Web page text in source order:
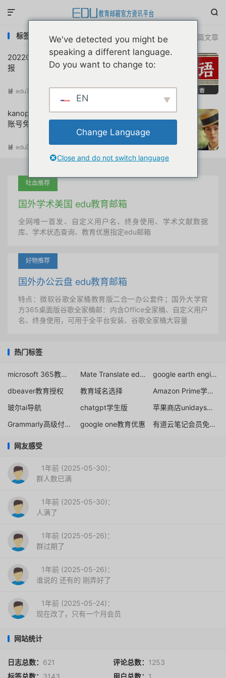


共 2 篇文章
标签：kanopy图书馆学生邮箱免费注册观看
20220428互联网教育优惠申请注册动态简
报
 edu官方简报
kanopy高等教育公共图书馆视频网站学生
账号免费申请注册教程原创首发
 edu国外优惠 阅读(10456)
吐血推荐
国外学术美国 edu教育邮箱
全网唯一首发、自定义用户名、终身使用、学术文献数据
库、学术状态查询、教育优惠指定edu邮箱
好物推荐
国外办公云盘 edu教育邮箱
特点：微软谷歌全家桶教育版二合一办公套件；国外大学官
方365桌面版谷歌全家桶邮：内含Office全家桶、自定义用户
名、终身使用，可用于全平台安装、谷歌全家桶大容量
热门标签
microsoft 365教育版教育邮箱 Mate Translate education
google earth engine注册
dbeaver教育授权
教育域名选择
Amazon Prime学生会员
玻尔ai导航
chatgpt学生版
苹果商店unidays验证学生身份
Grammarly高级付费版免费申请
google one教育优惠 有道云笔记会员免费领取
网友感受
1年前 (2025-05-30)：
群人数已满
1年前 (2025-05-30)：
人满了
1年前 (2025-05-26)：
群过期了
1年前 (2025-05-26)：
谁说的 还有的 刚弄好了
1年前 (2025-05-24)：
现在改了，只有一个月会员
网站统计
日志总数： 621 评论总数： 1253
标签总数： 3143 用户总数： 1
We've detected you might be
speaking a different language.
Do you want to change to:
EN
Change Language
Close and do not switch language